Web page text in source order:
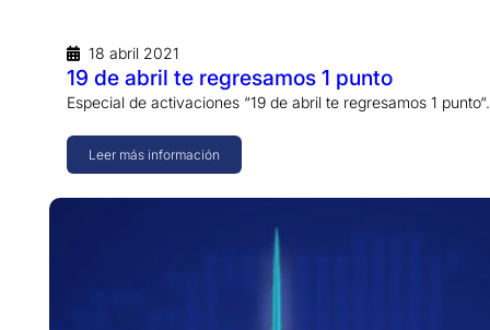
18 abril 2021
19 de abril te regresamos 1 punto
Especial de activaciones “19 de abril te regresamos 1
Leer más información